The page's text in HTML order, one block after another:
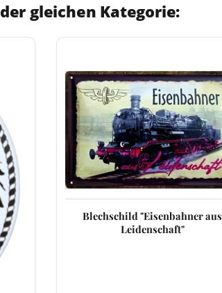
gleichen Kategorie:
Blechschild "Eisenbahner aus
Leidenschaft"